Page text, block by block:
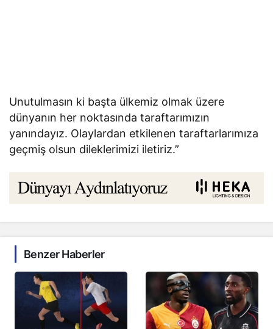
Unutulmasın ki başta ülkemiz olmak üzere
dünyanın her noktasında taraftarımızın
yanındayız. Olaylardan etkilenen taraftarlarımıza
geçmiş olsun dileklerimizi iletiriz.”
Benzer Haberler